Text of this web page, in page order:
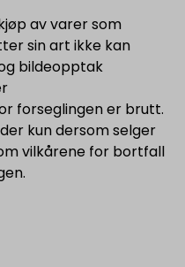
av varer som
sin art ikke kan
bildeopptak
forseglingen er brutt.
kun dersom selger
vilkårene for bortfall